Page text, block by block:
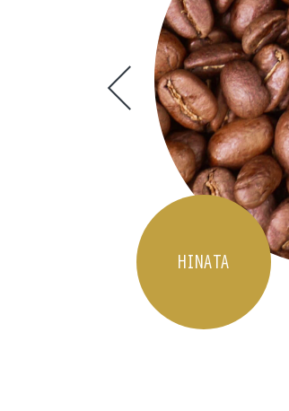
person 新規会員登録
HINATA
TSUMUGI